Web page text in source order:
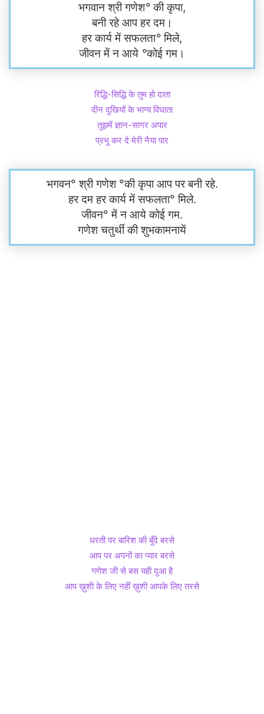
भगवान श्री गणेश°की कृपा,
बनी रहे आप हर दम।
हर कार्य में सफलता°मिले,
जीवन में न आये °कोई गम।
रिद्धि-सिद्धि के तुम हो दाता
दीन दुखियों के भाग्य विधाता
तुझमें ज्ञान-सागर अपार
प्रभु कर दे मेरी नैया पार
भगवन° श्री गणेश °की कृपा आप पर बनी रहे.
हर दम हर कार्य में सफलता° मिले.
जीवन° में न आये कोई गम.
गणेश चतुर्थी की शुभकामनायें
धरती पर बारिश की बुँदे बरसे
आप पर अपनों का प्यार बरसे
गणेश जी से बस यही दुआ है
आप ख़ुशी के लिए नहीं ख़ुशी आपके लिए तरसे